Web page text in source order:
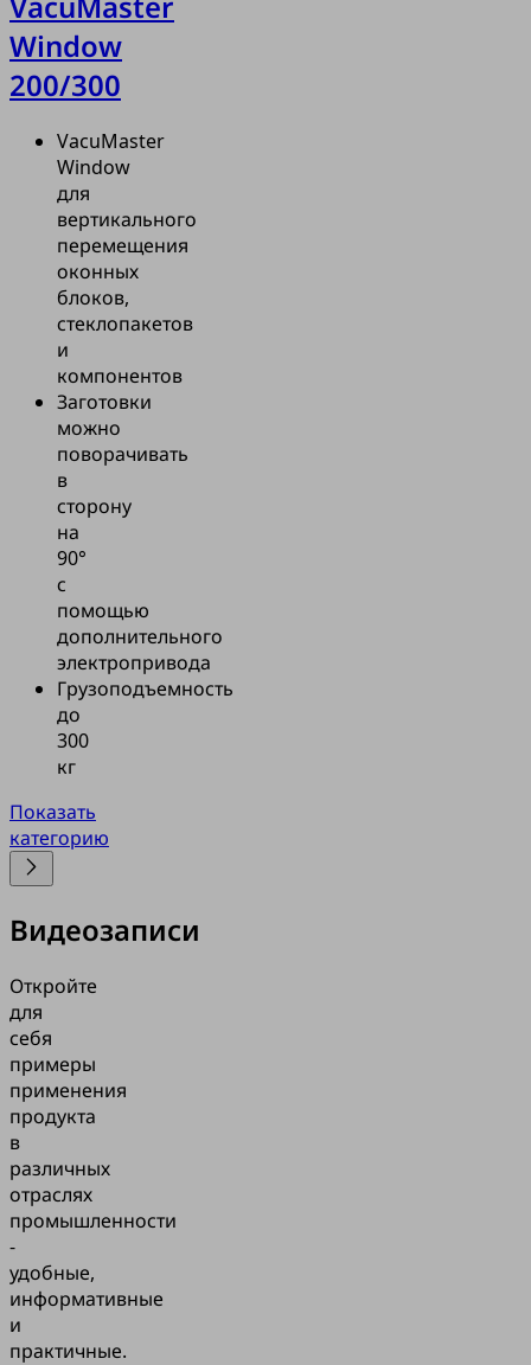
работником.
алюминиевой
размерах 25
мм (длина x
зону.
Window
200/300
VacuMaster
Window
для
вертикального
перемещения
оконных
блоков,
стеклопакетов
и
компонентов
Заготовки
можно
поворачивать
в
сторону
на
90°
с
помощью
дополнительного
электропривода
Грузоподъемность
до
300
кг
Показать
категорию
Видеозаписи
Откройте
для
себя
примеры
применения
продукта
в
различных
отраслях
промышленности
-
удобные,
информативные
и
практичные.